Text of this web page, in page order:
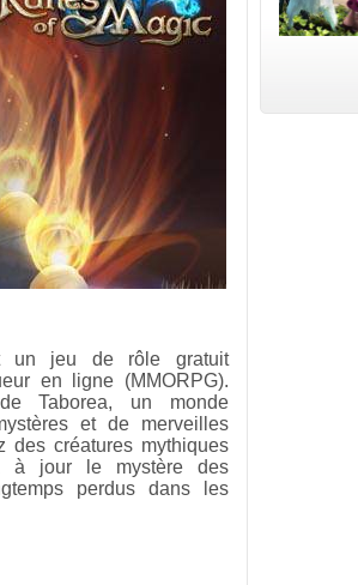
un jeu de rôle gratuit
en ligne (MMORPG).
Taborea, un monde
et de merveilles
des créatures mythiques
à jour le mystère des
perdus dans les